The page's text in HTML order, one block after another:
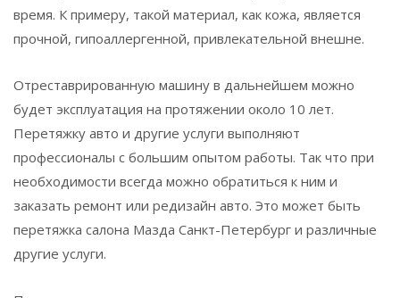
время. К примеру, такой материал, как кожа, является
прочной, гипоаллергенной, привлекательной внешне.
Отреставрированную машину в дальнейшем можно
будет эксплуатация на протяжении около 10 лет.
Перетяжку авто и другие услуги выполняют
профессионалы с большим опытом работы. Так что при
необходимости всегда можно обратиться к ним и
заказать ремонт или редизайн авто. Это может быть
перетяжка салона Мазда Санкт-Петербург и различные
другие услуги.